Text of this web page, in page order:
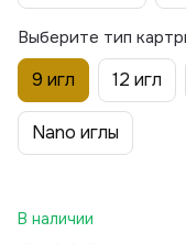
Выберите тип
9 игл 12 игл
Nano иглы
В наличии